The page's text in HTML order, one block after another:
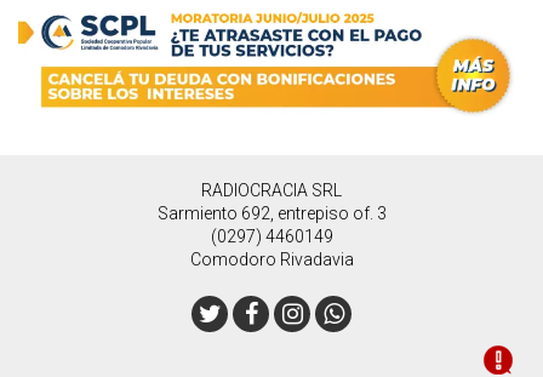
RADIOCRACIA SRL
Sarmiento 692, entrepiso of. 3
(0297) 4460149
Comodoro Rivadavia